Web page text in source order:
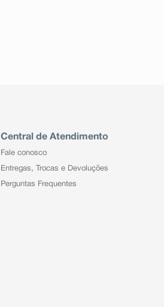
Central de Atendimento
Fale conosco
Entregas, Trocas e Devoluções
Perguntas Frequentes